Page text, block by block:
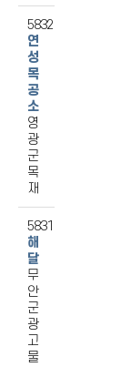
5832
연
성
목
공
소
영
광
군
목
재
5831
해
달
무
안
군
광
고
물